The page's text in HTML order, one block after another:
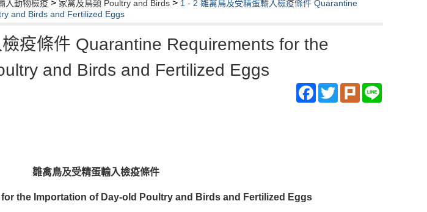
入動物檢疫 > 家禽及鳥類 Poultry and Birds > 1 - 2 雛禽鳥及受精蛋輸入檢疫條件 Quarantine
and Birds and Fertilized Eggs
疫條件 Quarantine Requirements for the
and Birds and Fertilized Eggs
Facebook
TwitterPlurk
雛禽鳥及受精蛋輸入檢疫條件
the Importation of Day-old Poultry and Birds and Fertilized Eggs